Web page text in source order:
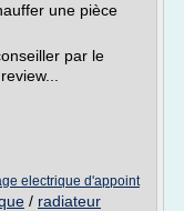
une pièce
par le
electrique d'appoint
/ radiateur